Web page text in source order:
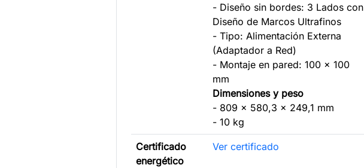
- Diseño sin bordes: 3 Lados con
Diseño de Marcos Ultrafinos
- Tipo: Alimentación Externa
(Adaptador a Red)
- Montaje en pared: 100 x 100
mm
Dimensiones y peso
- 809 x 580,3 x 249,1 mm
- 10 kg
Certificado
energético
Ver certificado